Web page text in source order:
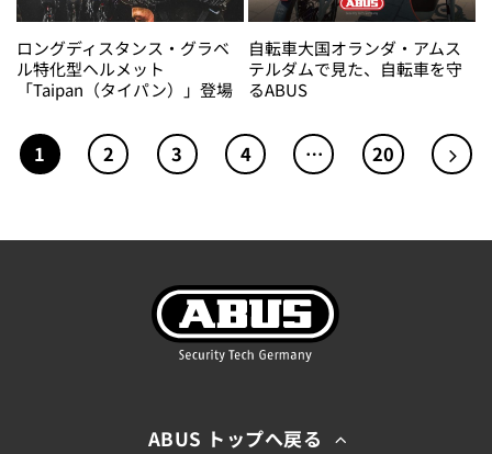
ロングディスタンス・グラベ
ル特化型ヘルメット
「Taipan（タイパン）」登場
自転車大国オランダ・アムス
テルダムで見た、自転車を守
るABUS
1 2 3 4 … 20
ABUS トップへ戻る